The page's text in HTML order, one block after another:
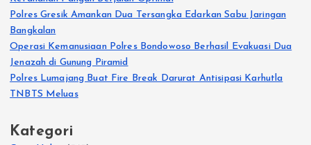
Polres Gresik Amankan Dua Tersangka Edarkan Sabu Jaringan
Bangkalan
Operasi Kemanusiaan Polres Bondowoso Berhasil Evakuasi Dua
Jenazah di Gunung Piramid
Polres Lumajang Buat Fire Break Darurat Antisipasi Karhutla
TNBTS Meluas
Kategori